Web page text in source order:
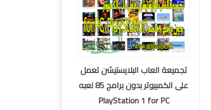
تجميعة العاب البلايستيشن تعمل
على الكمبيوتر بدون برامج 85 لعبه
PlayStation 1 for PC